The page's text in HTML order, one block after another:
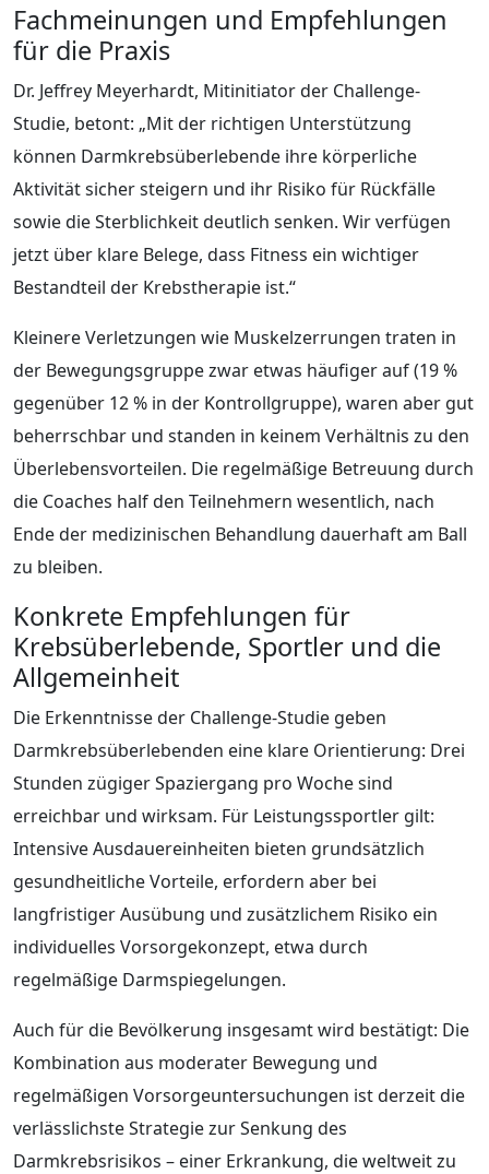
Fachmeinungen und Empfehlungen
für die Praxis
Dr. Jeffrey Meyerhardt, Mitinitiator der Challenge-
Studie, betont: „Mit der richtigen Unterstützung
können Darmkrebsüberlebende ihre körperliche
Aktivität sicher steigern und ihr Risiko für Rückfälle
sowie die Sterblichkeit deutlich senken. Wir verfügen
jetzt über klare Belege, dass Fitness ein wichtiger
Bestandteil der Krebstherapie ist.“
Kleinere Verletzungen wie Muskelzerrungen traten in
der Bewegungsgruppe zwar etwas häufiger auf (19 %
gegenüber 12 % in der Kontrollgruppe), waren aber gut
beherrschbar und standen in keinem Verhältnis zu den
Überlebensvorteilen. Die regelmäßige Betreuung durch
die Coaches half den Teilnehmern wesentlich, nach
Ende der medizinischen Behandlung dauerhaft am Ball
zu bleiben.
Konkrete Empfehlungen für
Krebsüberlebende, Sportler und die
Allgemeinheit
Die Erkenntnisse der Challenge-Studie geben
Darmkrebsüberlebenden eine klare Orientierung: Drei
Stunden zügiger Spaziergang pro Woche sind
erreichbar und wirksam. Für Leistungssportler gilt:
Intensive Ausdauereinheiten bieten grundsätzlich
gesundheitliche Vorteile, erfordern aber bei
langfristiger Ausübung und zusätzlichem Risiko ein
individuelles Vorsorgekonzept, etwa durch
regelmäßige Darmspiegelungen.
Auch für die Bevölkerung insgesamt wird bestätigt: Die
Kombination aus moderater Bewegung und
regelmäßigen Vorsorgeuntersuchungen ist derzeit die
verlässlichste Strategie zur Senkung des
Darmkrebsrisikos – einer Erkrankung, die weltweit zu